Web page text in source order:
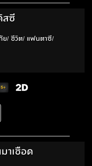
สซี
แอ็คชัน/ ผจญภัย/ ชีวิต/ แฟนตาซี/
าเชือด